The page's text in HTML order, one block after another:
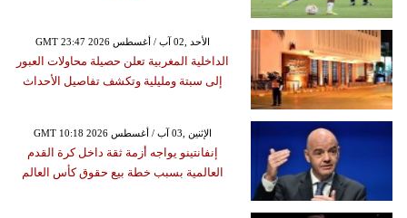
GMT 23:47 2026 الأحد ,02 آب / أغسطس
الداخلية المغربية تعلن حصيلة محاولات العبور
إلى سبتة ومليلية وتكشف تفاصيل الأحداث
GMT 10:18 2026 الإثنين ,03 آب / أغسطس
إنفانتينو يواجه أزمة ثقة داخل كرة القدم
العالمية بسبب خطة بيع حقوق كأس العالم